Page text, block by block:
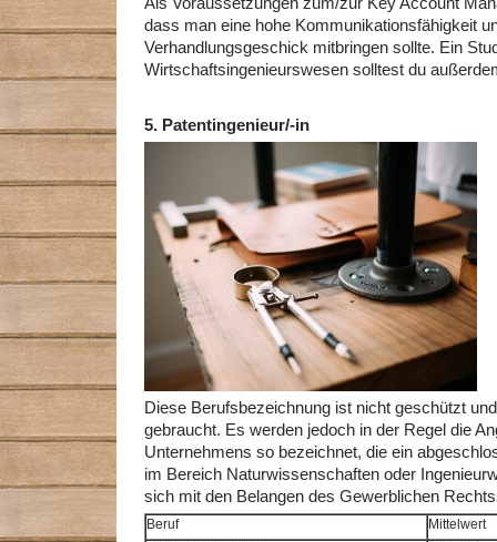
dass man eine hohe Kommunikationsfähigkeit
Verhandlungsgeschick mitbringen sollte. Ein
Wirtschaftsingenieurswesen solltest du
5. Patentingenieur/-in
Diese Berufsbezeichnung ist nicht geschützt
gebraucht. Es werden jedoch in der Regel die
Unternehmens so bezeichnet, die ein
im Bereich Naturwissenschaften oder
sich mit den Belangen des Gewerblichen
Beruf
Mittelwert